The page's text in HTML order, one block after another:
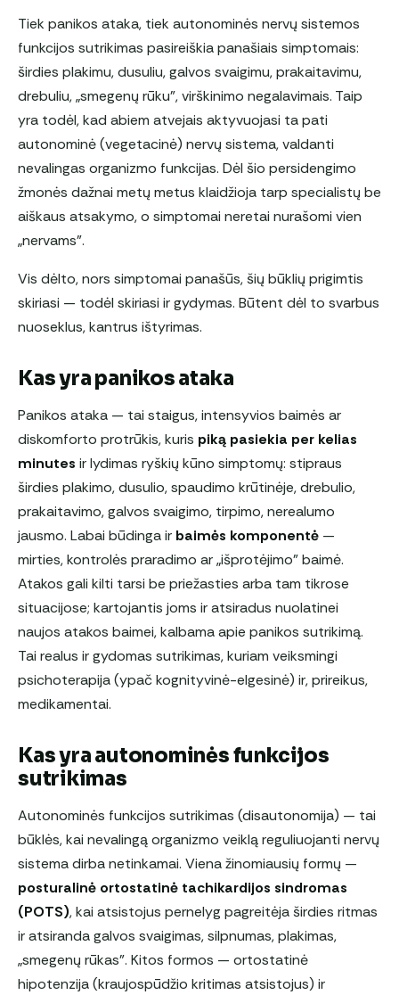
Tiek panikos ataka, tiek autonominės nervų sistemos
funkcijos sutrikimas pasireiškia panašiais simptomais:
širdies plakimu, dusuliu, galvos svaigimu, prakaitavimu,
drebuliu, „smegenų rūku”, virškinimo negalavimais. Taip
yra todėl, kad abiem atvejais aktyvuojasi ta pati
autonominė (vegetacinė) nervų sistema, valdanti
nevalingas organizmo funkcijas. Dėl šio persidengimo
žmonės dažnai metų metus klaidžioja tarp specialistų be
aiškaus atsakymo, o simptomai neretai nurašomi vien
„nervams”.
Vis dėlto, nors simptomai panašūs, šių būklių prigimtis
skiriasi — todėl skiriasi ir gydymas. Būtent dėl to svarbus
nuoseklus, kantrus ištyrimas.
Kas yra panikos ataka
Panikos ataka — tai staigus, intensyvios baimės ar
diskomforto protrūkis, kuris piką pasiekia per kelias
minutes ir lydimas ryškių kūno simptomų: stipraus
širdies plakimo, dusulio, spaudimo krūtinėje, drebulio,
prakaitavimo, galvos svaigimo, tirpimo, nerealumo
jausmo. Labai būdinga ir baimės komponentė —
mirties, kontrolės praradimo ar „išprotėjimo” baimė.
Atakos gali kilti tarsi be priežasties arba tam tikrose
situacijose; kartojantis joms ir atsiradus nuolatinei
naujos atakos baimei, kalbama apie panikos sutrikimą.
Tai realus ir gydomas sutrikimas, kuriam veiksmingi
psichoterapija (ypač kognityvinė-elgesinė) ir, prireikus,
medikamentai.
Kas yra autonominės funkcijos
sutrikimas
Autonominės funkcijos sutrikimas (disautonomija) — tai
būklės, kai nevalingą organizmo veiklą reguliuojanti nervų
sistema dirba netinkamai. Viena žinomiausių formų —
posturalinė ortostatinė tachikardijos sindromas
(POTS), kai atsistojus pernelyg pagreitėja širdies ritmas
ir atsiranda galvos svaigimas, silpnumas, plakimas,
„smegenų rūkas”. Kitos formos — ortostatinė
hipotenzija (kraujospūdžio kritimas atsistojus) ir